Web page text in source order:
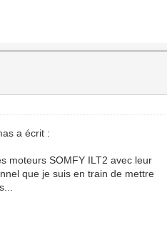
a écrit :
moteurs SOMFY ILT2 avec leur
que je suis en train de mettre